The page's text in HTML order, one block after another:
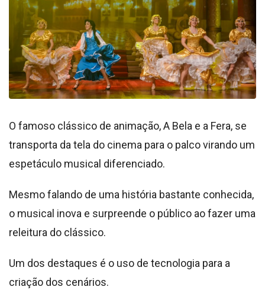
O famoso clássico de animação, A Bela e a Fera, se
transporta da tela do cinema para o palco virando um
espetáculo musical diferenciado.
Mesmo falando de uma história bastante conhecida,
o musical inova e surpreende o público ao fazer uma
releitura do clássico.
Um dos destaques é o uso de tecnologia para a
criação dos cenários.